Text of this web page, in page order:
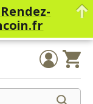
Rendez-